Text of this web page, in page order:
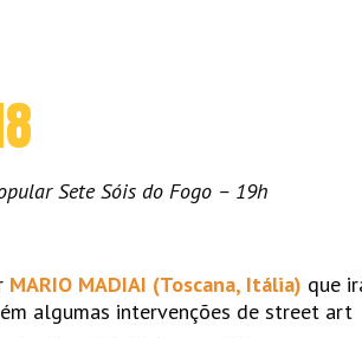
Sete Sóis do Fogo – 19h
MARIO MADIAI (Toscana, Itália) que
algumas intervenções de street art